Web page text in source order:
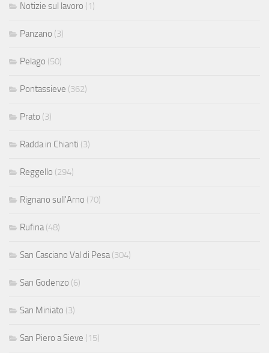
Notizie sul lavoro (1)
Panzano (3)
Pelago (50)
Pontassieve (362)
Prato (3)
Radda in Chianti (3)
Reggello (294)
Rignano sull'Arno (70)
Rufina(48)
San Casciano Val di Pesa(304)
San Godenzo (6)
San Miniato (3)
San Piero a Sieve (15)